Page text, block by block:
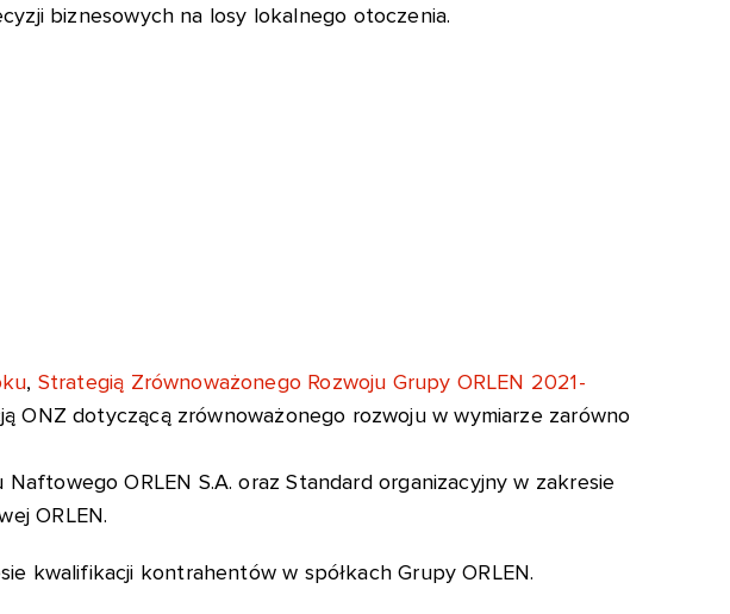
biznesowych na losy lokalnego otoczenia.
, Strategią Zrównoważonego Rozwoju Grupy ORLEN 2021-
ONZ dotyczącą zrównoważonego rozwoju w wymiarze zarówno
ORLEN S.A. oraz Standard organizacyjny w zakresie
ORLEN.
kwalifikacji kontrahentów w spółkach Grupy ORLEN.